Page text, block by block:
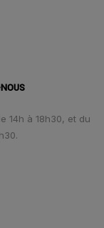
14h à 18h30, et du